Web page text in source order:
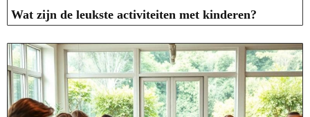
Wat zijn de leukste activiteiten met kinderen?